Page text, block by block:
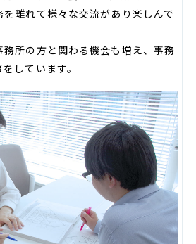
離れて様々な交流があり楽しんで
所の方と関わる機会も増え、事務
しています。